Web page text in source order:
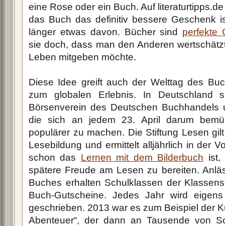
eine Rose oder ein Buch. Auf
das Buch das definitiv bessere Geschenk
länger etwas davon. Bücher sind perfekte
sie doch, dass man den Anderen
Leben mitgeben möchte.
Diese Idee greift auch der Welttag des
zum globalen Erlebnis. In Deutschland
Börsenverein des Deutschen Buchhandels
die sich an jedem 23. April darum
populärer zu machen. Die Stiftung Lesen
Lesebildung und ermittelt alljährlich in der
schon das Lernen mit dem Bilderbuch ist,
spätere Freude am Lesen zu bereiten.
Buches erhalten Schulklassen der
Buch-Gutscheine. Jedes Jahr wird
geschrieben. 2013 war es zum Beispiel der
Abenteuer“, der dann an Tausende von